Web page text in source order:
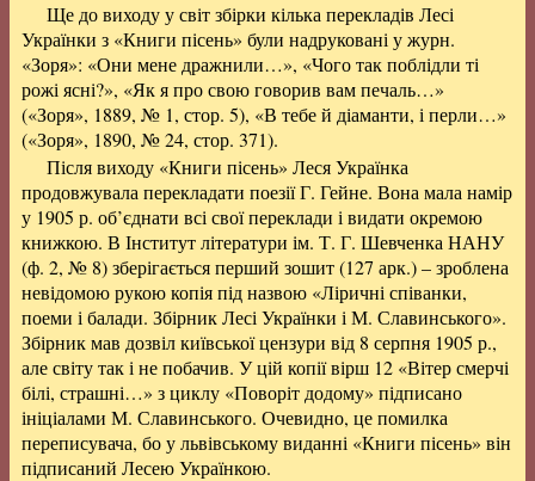
Ще до виходу у світ збірки кілька перекладів Лесі
Українки з «Книги пісень» були надруковані у журн.
«Зоря»: «Они мене дражнили…», «Чого так поблідли ті
рожі ясні?», «Як я про свою говорив вам печаль…»
(«Зоря», 1889, № 1, стор. 5), «В тебе й діаманти, і перли…»
(«Зоря», 1890, № 24, стор. 371).
Після виходу «Книги пісень» Леся Українка
продовжувала перекладати поезії Г. Гейне. Вона мала намір
у 1905 р. об’єднати всі свої переклади і видати окремою
книжкою. В Інститут літератури ім. Т. Г. Шевченка НАНУ
(ф. 2, № 8) зберігається перший зошит (127 арк.) – зроблена
невідомою рукою копія під назвою «Ліричні співанки,
поеми і балади. Збірник Лесі Українки і М. Славинського».
Збірник мав дозвіл київської цензури від 8 серпня 1905 р.,
але світу так і не побачив. У цій копії вірш 12 «Вітер смерчі
білі, страшні…» з циклу «Поворіт додому» підписано
ініціалами М. Славинського. Очевидно, це помилка
переписувача, бо у львівському виданні «Книги пісень» він
підписаний Лесею Українкою.